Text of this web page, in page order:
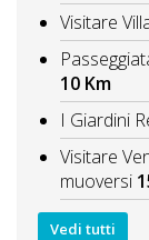
Visitare
10 Km
I Giardini
Visitare
muoversi
Vedi tutti